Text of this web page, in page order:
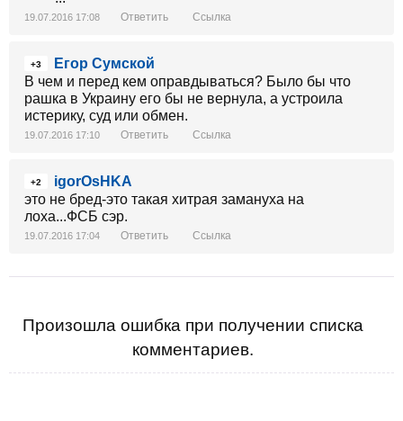
19.07.2016 17:08 Ответить Ссылка
+3
Егор Сумской
В чем и перед кем оправдываться? Было бы что
рашка в Украину его бы не вернула, а устроила
истерику, суд или обмен.
19.07.2016 17:10 Ответить Ссылка
+2
igorOsHKA
это не бред-это такая хитрая замануха на
лоха...ФСБ сэр.
19.07.2016 17:04 Ответить Ссылка
Произошла ошибка при получении списка
комментариев.